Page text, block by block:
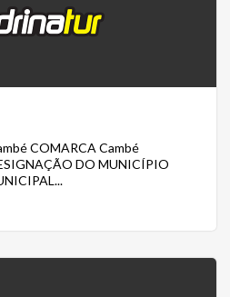
COMARCA Cambé
DO MUNICÍPIO